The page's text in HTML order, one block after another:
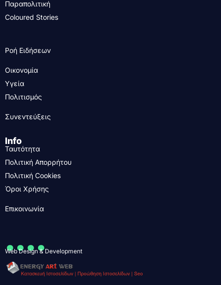
Παραπολιτική
Coloured Stories
Ροή Ειδήσεων
Οικονομία
Υγεία
Πολιτισμός
Συνεντεύξεις
Info
Ταυτότητα
Πολιτική Απορρήτου
Πολιτική Cookies
Όροι Χρήσης
Επικοινωνία
....
Web Design & Development